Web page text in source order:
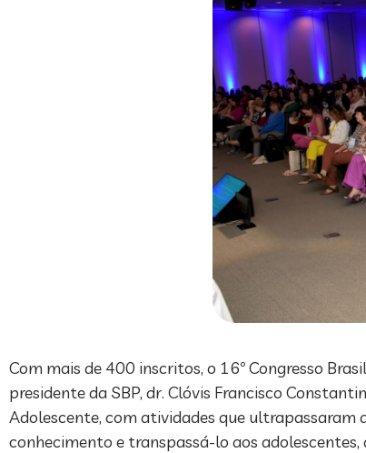
Com mais de 400 inscritos, o 16º Congresso
presidente da SBP, dr. Clóvis Francisco
Adolescente, com atividades que ultrapassaram
conhecimento e transpassá-lo aos